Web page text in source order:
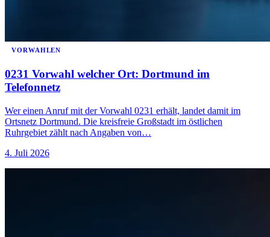
VORWAHLEN
0231 Vorwahl welcher Ort: Dortmund im
Telefonnetz
Wer einen Anruf mit der Vorwahl 0231 erhält, landet damit im
Ortsnetz Dortmund. Die kreisfreie Großstadt im östlichen
Ruhrgebiet zählt nach Angaben von…
4. Juli 2026